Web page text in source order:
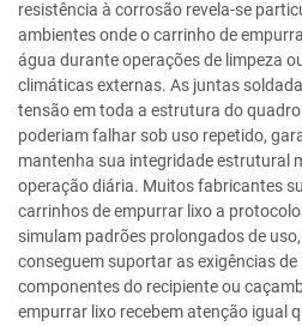
resistência à corrosão revela-se
ambientes onde o carrinho de
água durante operações de limpeza
climáticas externas. As juntas
tensão em toda a estrutura do
poderiam falhar sob uso repetido,
mantenha sua integridade estrutural
operação diária. Muitos fabricantes
carrinhos de empurrar lixo a
simulam padrões prolongados de
conseguem suportar as exigências
componentes do recipiente ou
empurrar lixo recebem atenção igual